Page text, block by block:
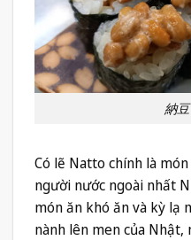
納
Có lẽ Natto chính là
người nước ngoài nhất
món ăn khó ăn và kỳ lạ
nành lên men của Nhật,